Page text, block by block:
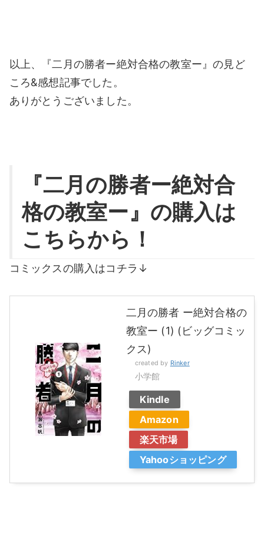
以上、『二月の勝者ー絶対合格の教室ー』の見ど
ころ&感想記事でした。
ありがとうございました。
『二月の勝者ー絶対合
格の教室ー』の購入は
こちらから！
コミックスの購入はコチラ↓
二月の勝者 ー絶対合格の
教室ー (1) (ビッグコミッ
クス)
created by Rinker
小学館
Kindle
Amazon
楽天市場
Yahooショッピング